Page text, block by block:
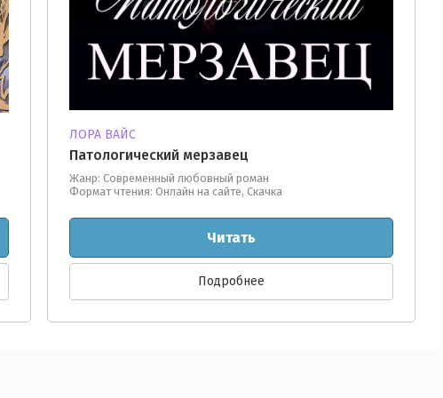
ЛОРА ВАЙС
Патологический мерзавец
Жанр: Современный любовный роман
Формат чтения: Онлайн на сайте, Скачка
Читать
Подробнее